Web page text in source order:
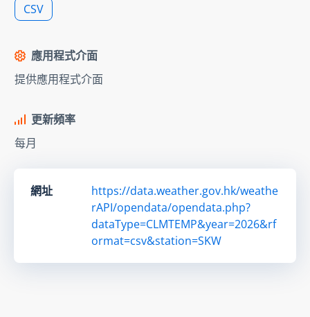
CSV
應用程式介面
提供應用程式介面
更新頻率
每月
網址
https://data.weather.gov.hk/weathe
rAPI/opendata/opendata.php?
dataType=CLMTEMP&year=2026&rf
ormat=csv&station=SKW